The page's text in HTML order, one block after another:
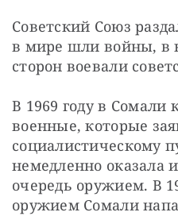
Советский Союз
в мире шли войны, в
сторон воевали
В 1969 году в Сомали
военные, которые
социалистическому
немедленно
очередь оружием. В
оружием Сомали